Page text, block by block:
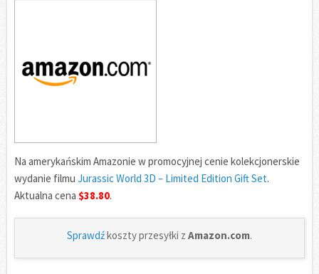
Na amerykańskim Amazonie w promocyjnej cenie kolekcjonerskie
wydanie filmu Jurassic World 3D – Limited Edition Gift Set.
Aktualna cena $38.80.
Sprawdźkoszty przesyłki z Amazon.com.